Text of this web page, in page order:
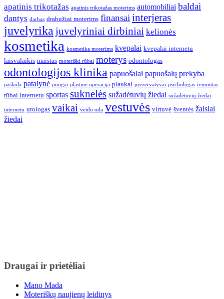
apatinis trikotažas apatinis trikotažas moterims automobiliai baldai
dantys darbas drabužiai moterims finansai interjeras
juvelyrika juvelyriniai dirbiniai kelionės
kosmetika kosmetika moterims kvepalai kvepalai internetu
laisvalaikis maistas moteriški rūbai moterys odontologas
odontologijos klinika papuošalai papuošalų prekyba
paskola patalynė pinigai plastinė operacija plaukai prezervatyvai psichologas remontas
rūbai internetu sportas suknelės sužadėtuvių žiedai sužadėtuvių žiedai
internetu urologas vaikai veido oda vestuvės virtuvė šventės žaislai
žiedai
Draugai ir prietėliai
Mano Mada
Moteriškų naujienų leidinys